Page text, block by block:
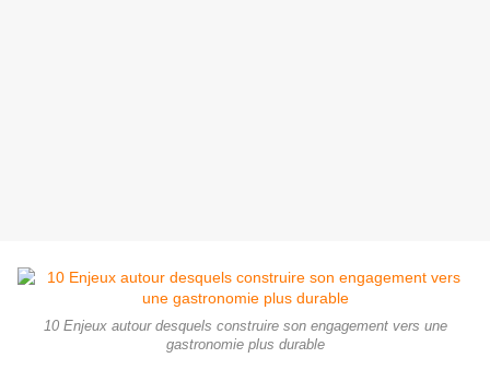
10 Enjeux autour desquels construire son engagement vers une
gastronomie plus durable